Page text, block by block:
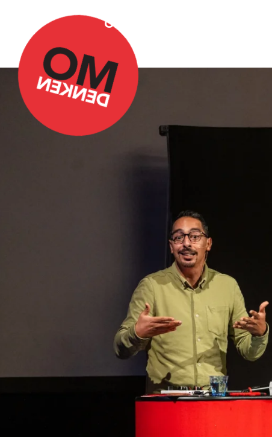
Over Omdenken